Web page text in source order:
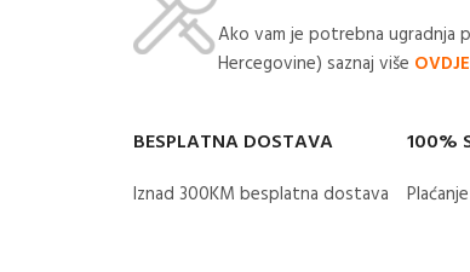
Ako vam je potrebna ugradnja
Hercegovine) saznaj više OVDJE
BESPLATNA DOSTAVA
Iznad 300KM besplatna dostava​
100%